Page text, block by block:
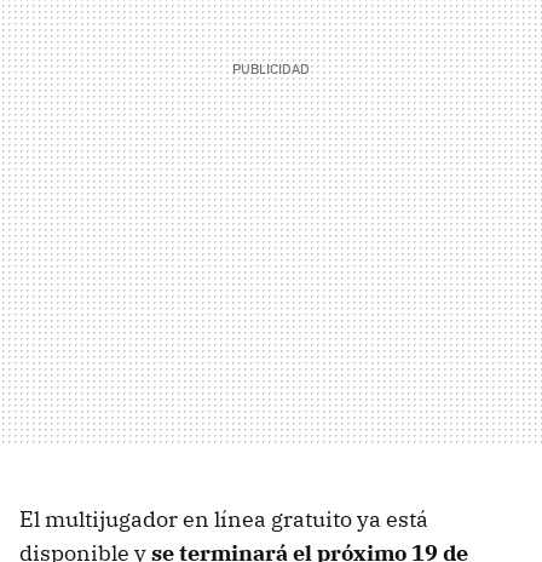
El multijugador en línea gratuito ya está
disponible yse terminará el próximo 19 de